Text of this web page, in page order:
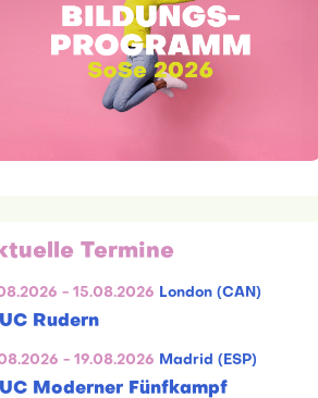
Termine
- 15.08.2026 London (CAN)
Rudern
- 19.08.2026 Madrid (ESP)
Moderner Fünfkampf